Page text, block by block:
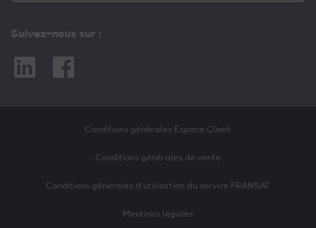
Suivez-nous sur :
LinkedinFacebook
Conditions générales Espace Client
Conditions générales de vente
Conditions générales d’utilisation du service FRANSAT
Mentions légales